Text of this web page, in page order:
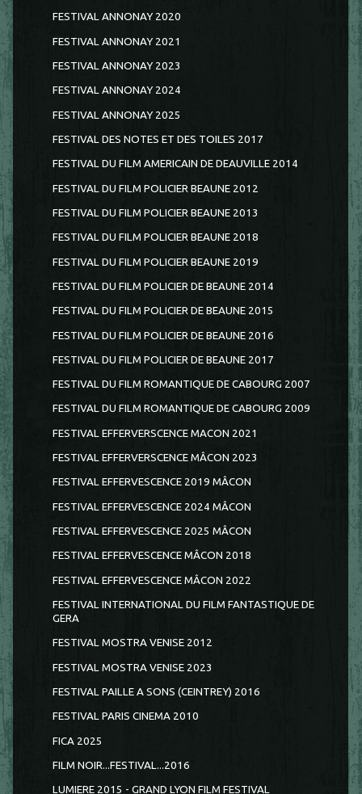
FESTIVAL ANNONAY 2020
FESTIVAL ANNONAY 2021
FESTIVAL ANNONAY 2023
FESTIVAL ANNONAY 2024
FESTIVAL ANNONAY 2025
FESTIVAL DES NOTES ET DES TOILES 2017
FESTIVAL DU FILM AMERICAIN DE DEAUVILLE 2014
FESTIVAL DU FILM POLICIER BEAUNE 2012
FESTIVAL DU FILM POLICIER BEAUNE 2013
FESTIVAL DU FILM POLICIER BEAUNE 2018
FESTIVAL DU FILM POLICIER BEAUNE 2019
FESTIVAL DU FILM POLICIER DE BEAUNE 2014
FESTIVAL DU FILM POLICIER DE BEAUNE 2015
FESTIVAL DU FILM POLICIER DE BEAUNE 2016
FESTIVAL DU FILM POLICIER DE BEAUNE 2017
FESTIVAL DU FILM ROMANTIQUE DE CABOURG 2007
FESTIVAL DU FILM ROMANTIQUE DE CABOURG 2009
FESTIVAL EFFERVERSCENCE MACON 2021
FESTIVAL EFFERVERSCENCE MÂCON 2023
FESTIVAL EFFERVESCENCE 2019 MÂCON
FESTIVAL EFFERVESCENCE 2024 MÂCON
FESTIVAL EFFERVESCENCE 2025 MÂCON
FESTIVAL EFFERVESCENCE MÂCON 2018
FESTIVAL EFFERVESCENCE MÂCON 2022
FESTIVAL INTERNATIONAL DU FILM FANTASTIQUE DE
GERA
FESTIVAL MOSTRA VENISE 2012
FESTIVAL MOSTRA VENISE 2023
FESTIVAL PAILLE A SONS (CEINTREY) 2016
FESTIVAL PARIS CINEMA 2010
FICA 2025
FILM NOIR...FESTIVAL...2016
LUMIERE 2015 - GRAND LYON FILM FESTIVAL